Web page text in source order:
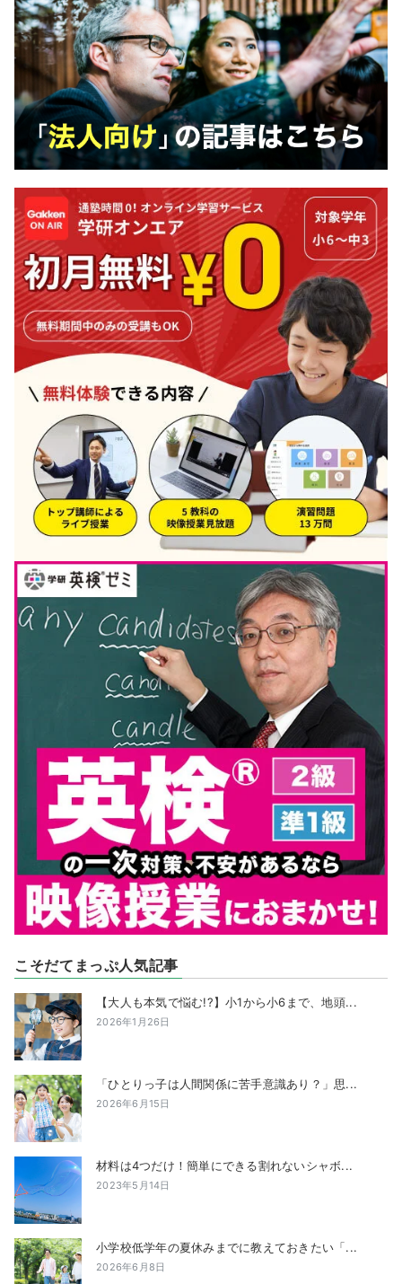
こそだてまっぷ人気記事
【大人も本気で悩む!?】小1から小6まで、地頭...
2026年1月26日
「ひとりっ子は人間関係に苦手意識あり？」思...
2026年6月15日
材料は4つだけ！簡単にできる割れないシャボ...
2023年5月14日
小学校低学年の夏休みまでに教えておきたい「...
2026年6月8日